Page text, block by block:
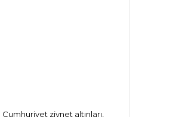
ziynet altınları,